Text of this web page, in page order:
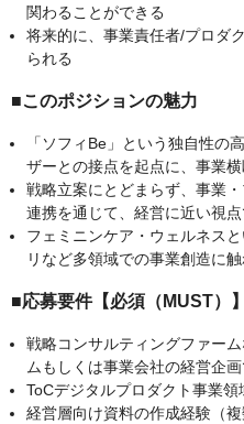
関わることができる
将来的に、事業責任者/プロダ
られる
■このポジションの魅力
「ソフィBe」という独自性の
ザーとの接点を起点に、事業
戦略立案にとどまらず、事業
連携を通じて、経営に近い視
フェミニンケア・ウェルネス
リなど多領域での事業創造に
■応募要件【必須（MUST）】
戦略コンサルティングファー
ムもしくは事業会社の経営企
ToCデジタルプロダクト事業
経営層向け資料の作成経験（